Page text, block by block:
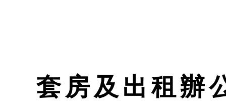
套房及出租辦